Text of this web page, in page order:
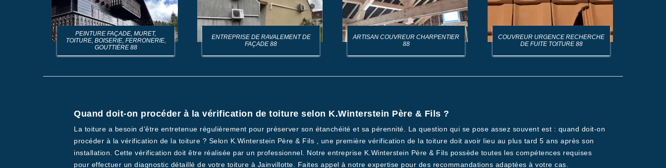
PEINTURE FAÇADE, MURET,
TOITURE, BOISERIE, FERRONERIE,
GOUTTIÈRE 88
ENTREPRISE DE RAVALEMENT DE
FAÇADE 88
ARTISAN COUVREUR CHARPENTIER
88
COUVREUR URGENCE RECHERCHE
DE FUITE TOITURE 88
Quand doit-on procéder à la vérification de toiture selon K.Winterstein Père & Fils ?
La toiture a besoin d’être entretenue régulièrement pour préserver son étanchéité et sa pérennité. La question qui se pose assez souvent est : quand doit-on
procéder à la vérification de la toiture ? Selon K.Winterstein Père & Fils , une première vérification de la toiture doit avoir lieu au plus tard 5 ans après son
installation. Cette vérification doit être réalisée par un professionnel. Notre entreprise K.Winterstein Père & Fils possède toutes les compétences requises
pour effectuer un diagnostic détaillé de votre toiture à Jainvillotte. Faites appel à notre expertise pour des recommandations adaptées à votre cas.